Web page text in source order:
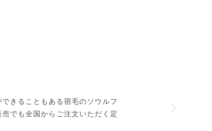
きることもある宿毛のソウルフ
でも全国からご注文いただく定